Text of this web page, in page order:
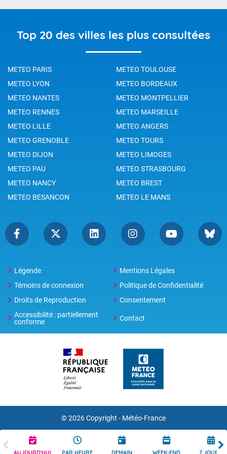
AUJOURD'HUI PAR HEURE DEMAIN WEEK-END 7 JOURS
Top 20 des villes les plus consultées
METEO PARIS
METEO TOULOUSE
METEO LYON
METEO BORDEAUX
METEO NANTES
METEO MONTPELLIER
METEO RENNES
METEO MARSEILLE
METEO LILLE
METEO ANGERS
METEO GRENOBLE
METEO TOURS
METEO DIJON
METEO LIMOGES
METEO PAU
METEO STRASBOURG
METEO NANCY
METEO BREST
METEO BESANCON
METEO LE MANS
Légende
Mentions Légales
Témoins de connexion
Politique de Confidentialité
Droits de Reproduction
Consentement
Accessibilité : partiellement
conforme
Contact
© 2026 Copyright - Météo-France